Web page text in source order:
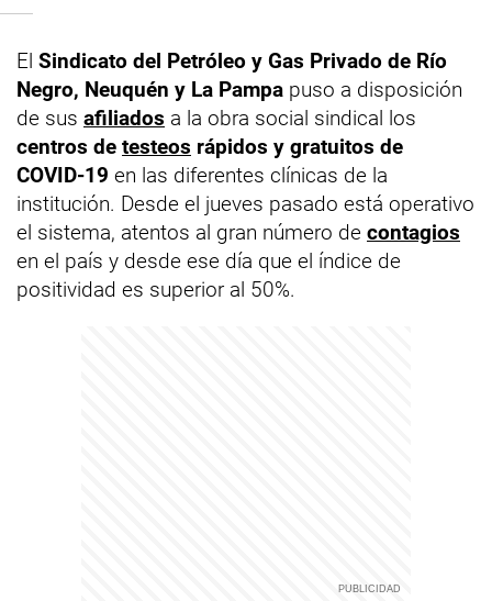
El Sindicato del Petróleo y Gas Privado de Río
Negro, Neuquén y La Pampa puso a disposición
de sus afiliados a la obra social sindical los
centros de testeos rápidos y gratuitos de
COVID-19 en las diferentes clínicas de la
institución. Desde el jueves pasado está operativo
el sistema, atentos al gran número de contagios
en el país y desde ese día que el índice de
positividad es superior al 50%.